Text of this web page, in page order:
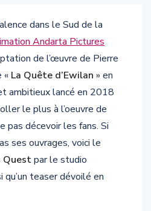
dans le Sud de la
Andarta Pictures
de l’œuvre de Pierre
« La Quête d’Ewilan » en
ambitieux lancé en 2018
le plus à l’oeuvre de
pas décevoir les fans. Si
ses ouvrages, voici le
Questpar le studio
teaser dévoilé en